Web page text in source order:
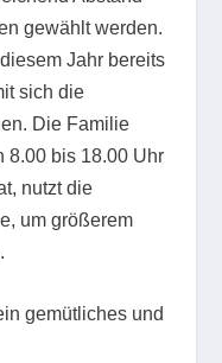
gewählt werden.
Jahr bereits
sich die
Die Familie
8.00 bis 18.00 Uhr
nutzt die
um größerem
gemütliches und